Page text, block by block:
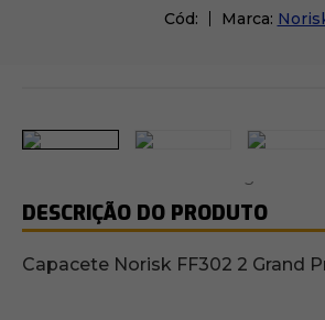
Cód: Marca:
DESCRIÇÃO DO PRODUTO
Capacete Norisk FF302 2 Grand